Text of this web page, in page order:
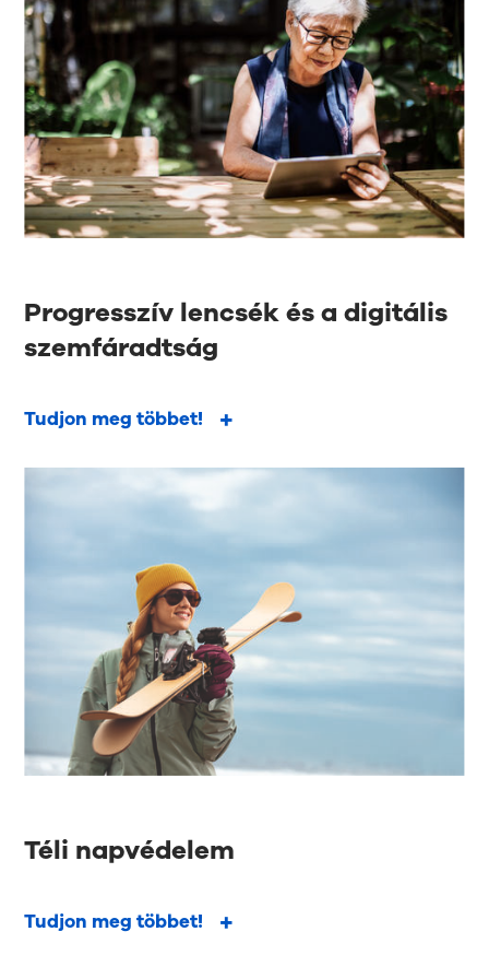
Progresszív lencsék és a digitális
szemfáradtság
Tudjon meg többet!
Téli napvédelem
Tudjon meg többet!